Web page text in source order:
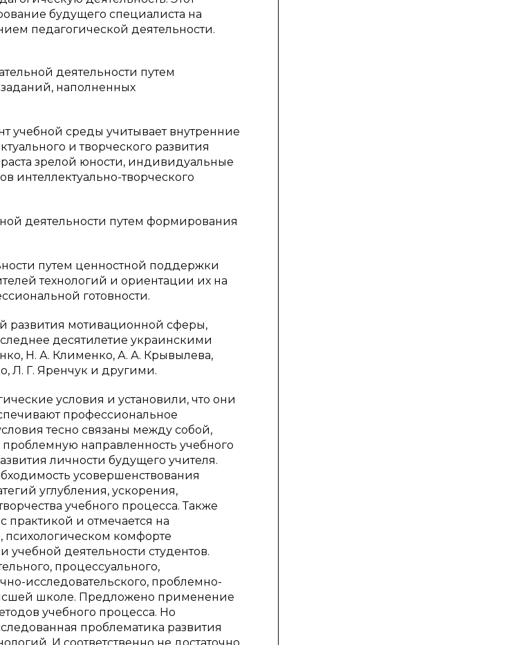
будущего специалиста на
педагогической деятельности.
деятельности путем
наполненных
среды учитывает внутренние
и творческого развития
зрелой юности, индивидуальные
интеллектуально-творческого
деятельности путем формирования
путем ценностной поддержки
технологий и ориентации их на
готовности.
развития мотивационной сферы,
десятилетие украинскими
Н. А. Клименко, А. А. Крывылева,
Л. Г. Яренчук и другими.
условия и установили, что они
профессиональное
тесно связаны между собой,
направленность учебного
личности будущего учителя.
усовершенствования
углубления, ускорения,
учебного процесса. Также
и отмечается на
психологическом комфорте
деятельности студентов.
процессуального,
исследовательского, проблемно-
школе. Предложено применение
учебного процесса. Но
проблематика развития